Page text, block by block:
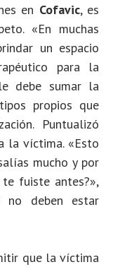
en Cofavic, es
«En muchas
un espacio
para la
debe sumar la
propios que
Puntualizó
la víctima. «Esto
mucho y por
fuiste antes?»,
no deben estar
que la víctima